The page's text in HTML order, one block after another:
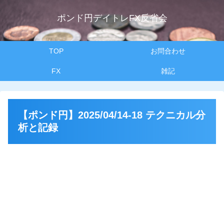
ポンド円デイトレFX反省会
TOP お問合わせ
FX 雑記
【ポンド円】2025/04/14-18 テクニカル分
析と記録